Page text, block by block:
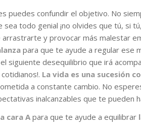
puedes confundir el objetivo. No
todo genial ¡no olvides que tú, si
y provocar más malestar
para que te ayude a regular ese
siguiente desequilibrio que irá
La vida es una sucesión
a constante cambio. No
inalcanzables que te pueden
cara Apara que te ayude a equilibrar